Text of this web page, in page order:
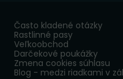
Často kladené otázky
Rastlinné pasy
Veľkoobchod
Darčekové poukážky
Zmena cookies súhlasu
Blog - medzi riadkami v